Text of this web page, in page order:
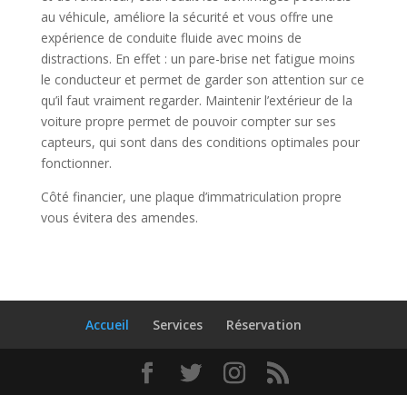
au véhicule, améliore la sécurité et vous offre une
expérience de conduite fluide avec moins de
distractions. En effet : un pare-brise net fatigue moins
le conducteur et permet de garder son attention sur ce
qu’il faut vraiment regarder. Maintenir l’extérieur de la
voiture propre permet de pouvoir compter sur ses
capteurs, qui sont dans des conditions optimales pour
fonctionner.
Côté financier, une plaque d’immatriculation propre
vous évitera des amendes.
Accueil Services Réservation